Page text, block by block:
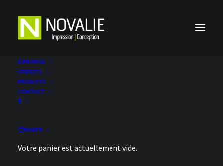
À PROPOS
SERVICES
PRODUITS
CONTACT
PANIER
Votre panier est actuellement vide.